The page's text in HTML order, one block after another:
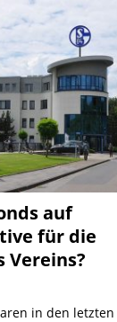
auf
für die
Vereins?
in den letzten